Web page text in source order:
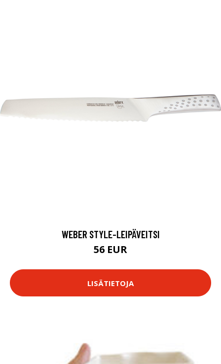
WEBER STYLE-LEIPÄVEITSI
56 EUR
LISÄTIETOJA